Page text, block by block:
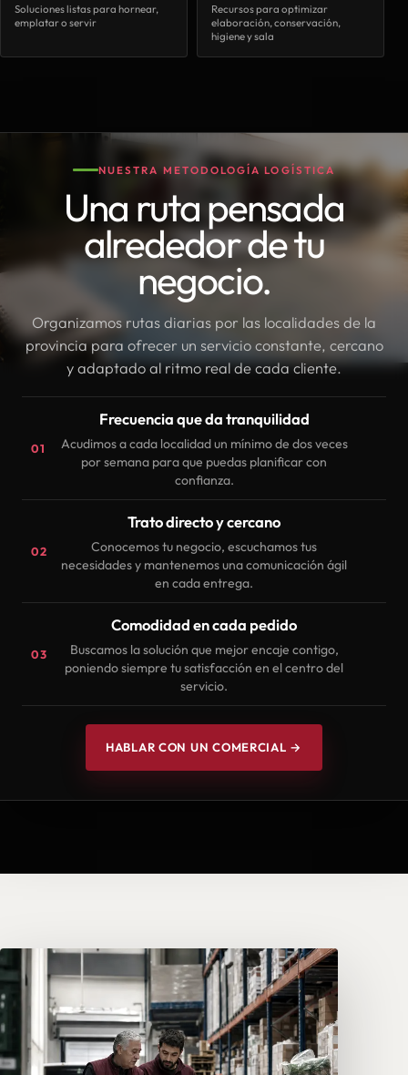
Soluciones listas para hornear,
emplatar o servir
Recursos para optimizar
elaboración, conservación,
higiene y sala
NUESTRA METODOLOGÍA LOGÍSTICA
Una ruta pensada
alrededor de tu
negocio.
Organizamos rutas diarias por las localidades de la
provincia para ofrecer un servicio constante, cercano
y adaptado al ritmo real de cada cliente.
01
Frecuencia que da tranquilidad
Acudimos a cada localidad un mínimo de dos veces
por semana para que puedas planificar con
confianza.
02
Trato directo y cercano
Conocemos tu negocio, escuchamos tus
necesidades y mantenemos una comunicación ágil
en cada entrega.
03
Comodidad en cada pedido
Buscamos la solución que mejor encaje contigo,
poniendo siempre tu satisfacción en el centro del
servicio.
HABLAR CON UN COMERCIAL →